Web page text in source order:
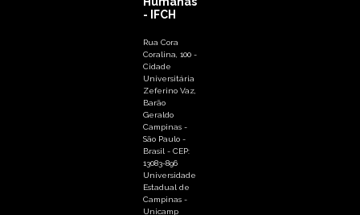
- IFCH
Rua Cora
Coralina, 100 -
Cidade
Universitária
Zeferino Vaz,
Barão
Geraldo
Campinas -
São Paulo -
Brasil - CEP:
13083-896
Universidade
Estadual de
Campinas -
Unicamp